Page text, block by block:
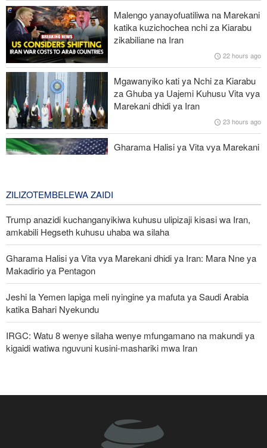
Waziri wa Ulinzi: Vikosi vya Iran vimesheheni silaha za kujibu
mapigo kwa tishio lolote lile
UNSC: Kundi la DAESH (ISIS) lingali ni tishio kubwa kwa
usalama barani Afrika
Tume ya kupambana na uhalifu wa kiuchumi Nigeria yafunga
akaunti za serikali ya jimbo
Taarifa ya nchi 8 za Kiarabu na Kiislamu yalaani jinai za Israel
Ghaza
Malengo yanayofuatiliwa na Marekani
katika kuzichochea nchi za Kiarabu
zikabiliane na Iran
22 hours ago
Mgawanyiko kati ya Nchi za Kiarabu
za Ghuba ya Uajemi Kuhusu Vita vya
Marekani dhidi ya Iran
23 hours ago
Gharama Halisi ya Vita vya Marekani
ZILIZOTEMBELEWA ZAIDI
Trump anazidi kuchanganyikiwa kuhusu ulipizaji kisasi wa Iran,
amkabili Hegseth kuhusu uhaba wa silaha
Gharama Halisi ya Vita vya Marekani dhidi ya Iran: Mara Nne ya
Makadirio ya Pentagon
Jeshi la Yemen lapiga meli nyingine ya mafuta ya Saudi Arabia
katika Bahari Nyekundu
IRGC: Watu 8 wenye silaha wenye mfungamano na makundi ya
kigaidi watiwa nguvuni kusini-mashariki mwa Iran